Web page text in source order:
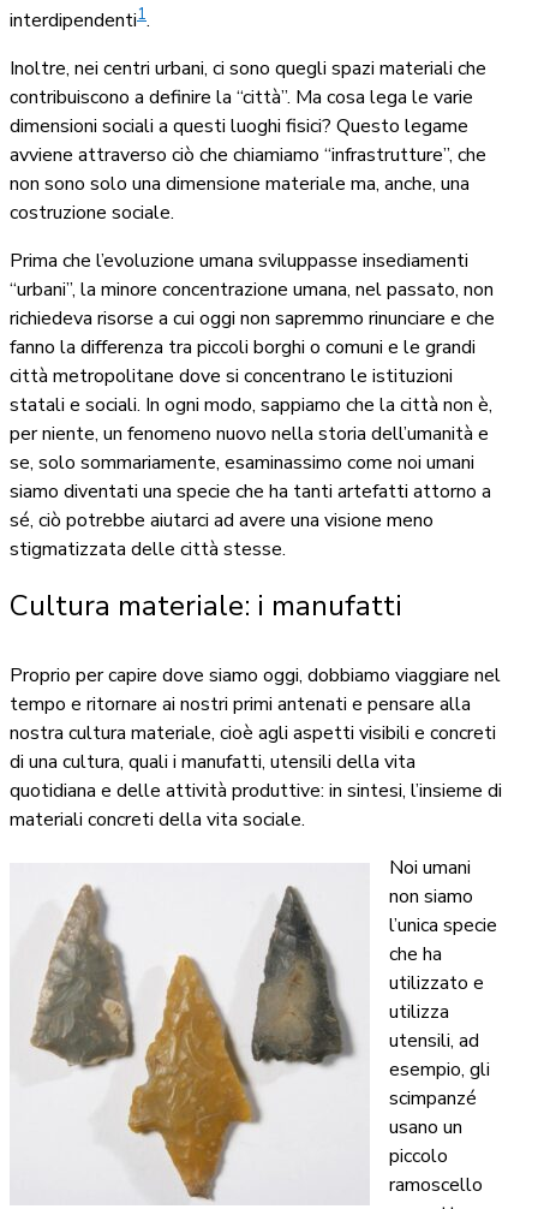
interdipendenti1.
Inoltre, nei centri urbani, ci sono quegli spazi materiali che
contribuiscono a definire la “città”. Ma cosa lega le varie
dimensioni sociali a questi luoghi fisici? Questo legame
avviene attraverso ciò che chiamiamo “infrastrutture”, che
non sono solo una dimensione materiale ma, anche, una
costruzione sociale.
Prima che l’evoluzione umana sviluppasse insediamenti
“urbani”, la minore concentrazione umana, nel passato, non
richiedeva risorse a cui oggi non sapremmo rinunciare e che
fanno la differenza tra piccoli borghi o comuni e le grandi
città metropolitane dove si concentrano le istituzioni
statali e sociali. In ogni modo, sappiamo che la città non è,
per niente, un fenomeno nuovo nella storia dell’umanità e
se, solo sommariamente, esaminassimo come noi umani
siamo diventati una specie che ha tanti artefatti attorno a
sé, ciò potrebbe aiutarci ad avere una visione meno
stigmatizzata delle città stesse.
Cultura materiale: i manufatti
Proprio per capire dove siamo oggi, dobbiamo viaggiare nel
tempo e ritornare ai nostri primi antenati e pensare alla
nostra cultura materiale, cioè agli aspetti visibili e concreti
di una cultura, quali i manufatti, utensili della vita
quotidiana e delle attività produttive: in sintesi, l’insieme di
materiali concreti della vita sociale.
Noi umani
non siamo
l’unica specie
che ha
utilizzato e
utilizza
utensili, ad
esempio, gli
scimpanzé
usano un
piccolo
ramoscello